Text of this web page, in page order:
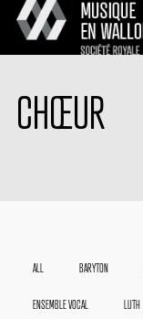
CHŒUR
ALL BARYTON
ENSEMBLE VOCAL LUTH